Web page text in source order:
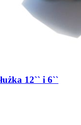
12`` i 6``